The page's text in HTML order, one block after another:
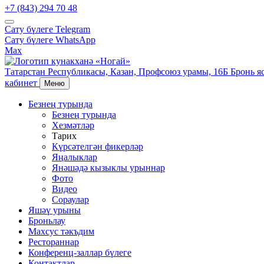
+7 (843) 294 70 48
Сату бүлеге Telegram
Сату бүлеге WhatsApp
Max
Татарстан Республикасы, Казан, Профсоюз урамы, 16Б Бронь
кабинет
Меню
Безнең турында
Безнең турында
Хезмәтләр
Тарих
Күрсәтелгән фикерләр
Яңалыклар
Янәшәдә кызыклы урыннар
Фото
Видео
Сораулар
Яшәү урыны
Броньлау
Махсус тәкъдим
Рестораннар
Конференц-заллар бүлеге